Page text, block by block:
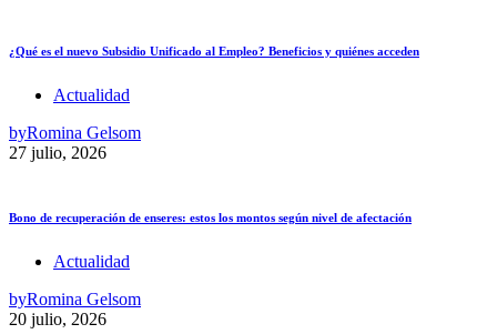
¿Qué es el nuevo Subsidio Unificado al Empleo? Beneficios y quiénes acceden
Actualidad
byRomina Gelsom
27 julio, 2026
Bono de recuperación de enseres: estos los montos según nivel de afectación
Actualidad
byRomina Gelsom
20 julio, 2026